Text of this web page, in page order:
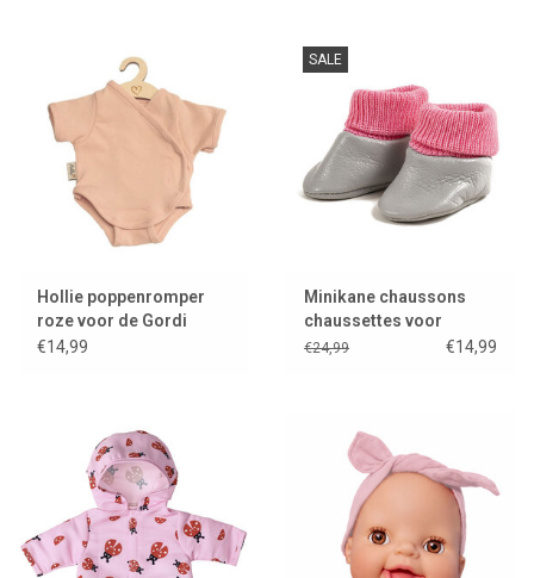
Hollie poppenromper
roze voor de Gordi
poppen
€14,99
SALE
Minikane chaussons
chaussettes voor
Gordis van leer
€24,99 €14,99